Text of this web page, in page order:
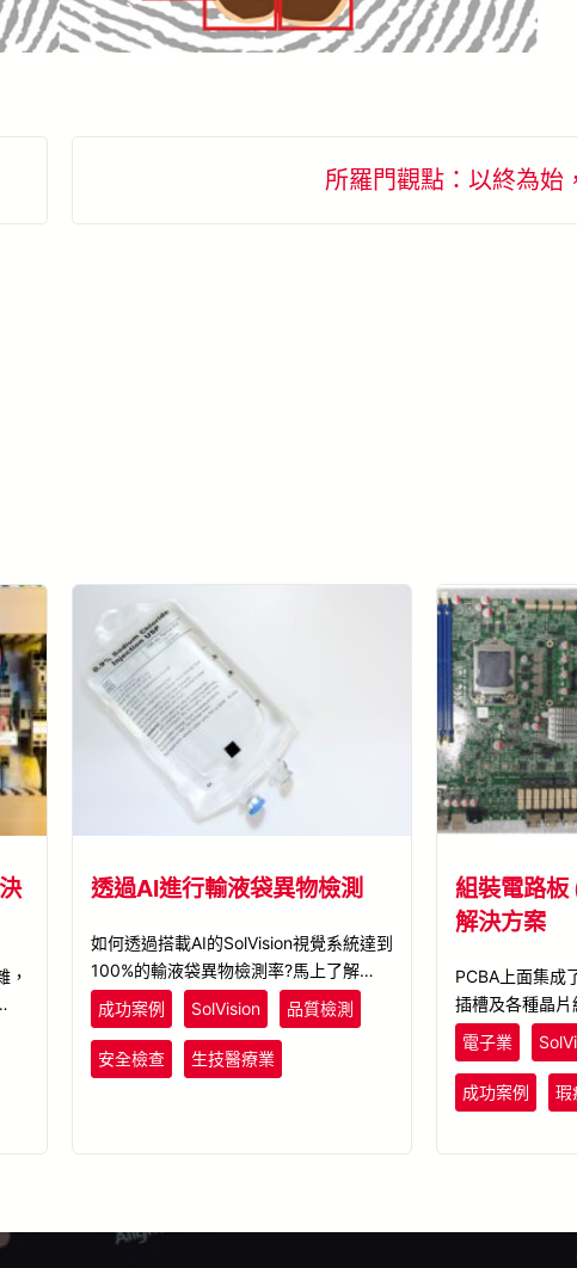
所羅門觀點：以終為始
，
透過AI進行輸液袋異物檢測
如何透過搭載AI的SolVision視覺系統達到
100%的輸液袋異物檢測率?馬上了解更多
高效AI檢測在醫療生技產業的應用實例。
成功案例 SolVision 品質檢測
安全檢查 生技醫療業
組裝電路板
解決方案
PCBA上面集成
插槽及各種晶片
提升PCBA插件
提升的關鍵。
統，學習多張
辨檢測細微瑕疵
電子業
成功案例 瑕